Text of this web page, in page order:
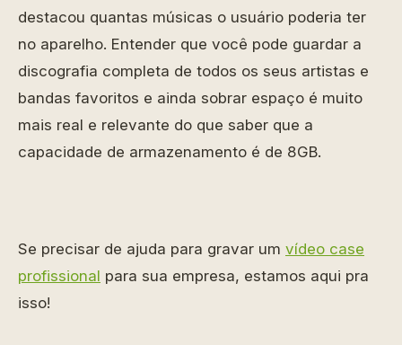
destacou quantas músicas o usuário poderia ter
no aparelho. Entender que você pode guardar a
discografia completa de todos os seus artistas e
bandas favoritos e ainda sobrar espaço é muito
mais real e relevante do que saber que a
capacidade de armazenamento é de 8GB.
Se precisar de ajuda para gravar um vídeo case
profissional para sua empresa, estamos aqui pra
isso!